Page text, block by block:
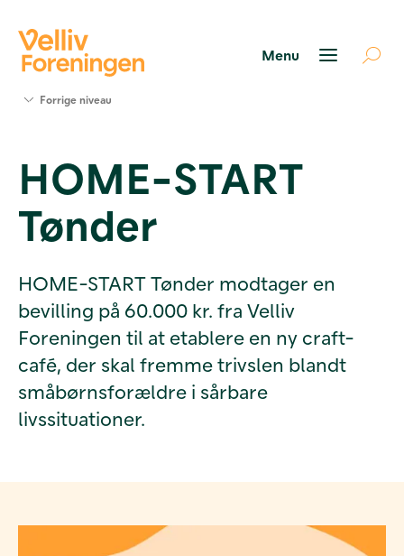
Værktøjer
og viden
Om Velliv
Foreningen
Forrige niveau
HOME-START
Tønder
HOME-START Tønder modtager en
bevilling på 60.000 kr. fra Velliv
Foreningen til at etablere en ny craft-
café, der skal fremme trivslen blandt
småbørnsforældre i sårbare
livssituationer.